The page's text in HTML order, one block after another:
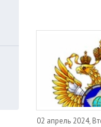
02 апрель 2024,